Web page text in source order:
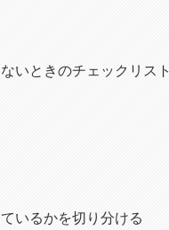
いときのチェックリスト
いるかを切り分ける